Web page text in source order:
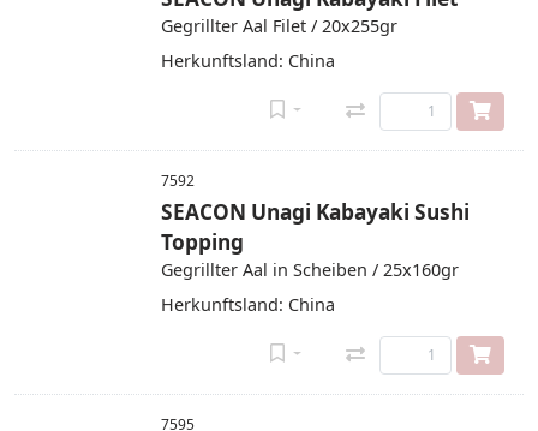
Gegrillter Aal Filet / 20x255gr
Herkunftsland: China
7592
SEACON Unagi Kabayaki Sushi
Topping
Gegrillter Aal in Scheiben / 25x160gr
Herkunftsland: China
7595